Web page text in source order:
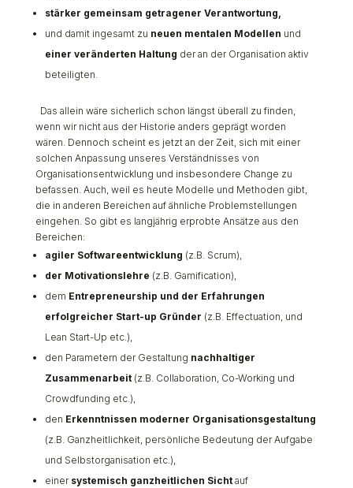
stärker gemeinsam getragener Verantwortung,
und damit ingesamt zu neuen mentalen Modellen und
einer veränderten Haltung der an der Organisation aktiv
beteiligten.
Das allein wäre sicherlich schon längst überall zu finden,
wenn wir nicht aus der Historie anders geprägt worden
wären. Dennoch scheint es jetzt an der Zeit, sich mit einer
solchen Anpassung unseres Verständnisses von
Organisationsentwicklung und insbesondere Change zu
befassen. Auch, weil es heute Modelle und Methoden gibt,
die in anderen Bereichen auf ähnliche Problemstellungen
eingehen. So gibt es langjährig erprobte Ansätze aus den
Bereichen:
agiler Softwareentwicklung (z.B. Scrum),
der Motivationslehre (z.B. Gamification),
dem Entrepreneurship und der Erfahrungen
erfolgreicher Start-up Gründer (z.B. Effectuation, und
Lean Start-Up etc.),
den Parametern der Gestaltung nachhaltiger
Zusammenarbeit(z.B. Collaboration, Co-Working und
Crowdfunding etc.),
den Erkenntnissen moderner Organisationsgestaltung
(z.B. Ganzheitlichkeit, persönliche Bedeutung der Aufgabe
und Selbstorganisation etc.),
einer systemisch ganzheitlichen Sichtauf